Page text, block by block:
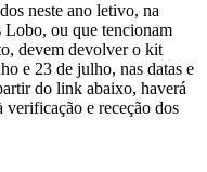
neste ano letivo, na
Lobo, ou que tencionam
devem devolver o kit
e 23 de julho, nas datas e
do link abaixo, haverá
verificação e receção dos